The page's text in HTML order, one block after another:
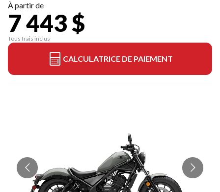
À partir de
7 443 $
Tous frais inclus
CALCULATRICE DE PAIEMENT